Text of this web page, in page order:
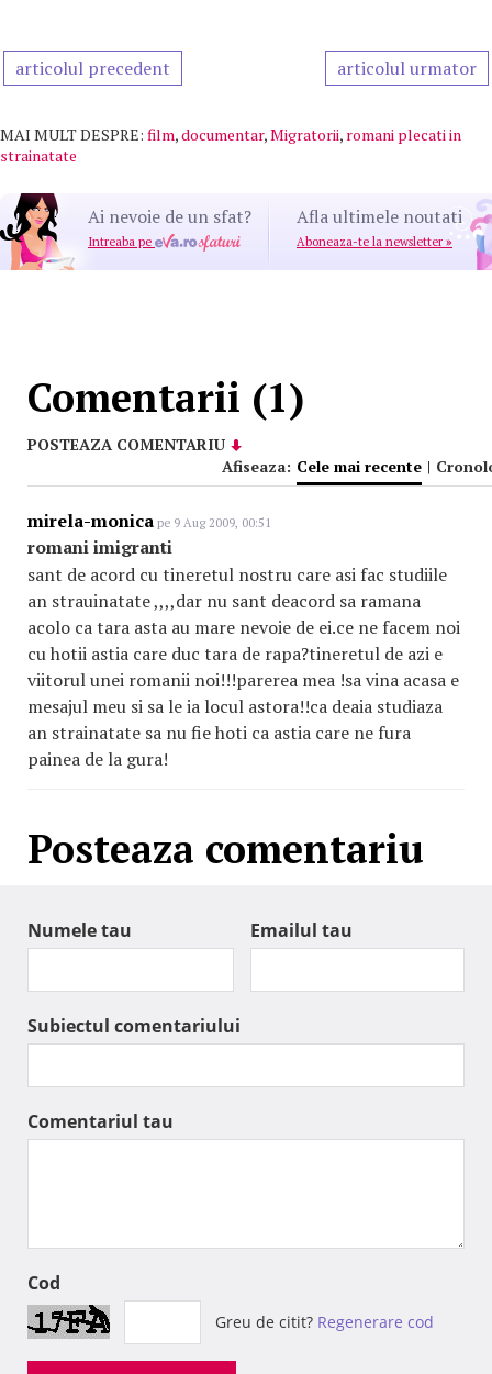
articolul precedent articolul urmator
MAI MULT DESPRE: film,documentar,Migratorii, romani plecati in
strainatate
Ai nevoie de un sfat?
Intreaba pe
Afla ultimele noutati
Aboneaza-te la newsletter »
Comentarii (1)
POSTEAZA COMENTARIU
Afiseaza: Cele mai recente |
mirela-monica pe 9 Aug 2009, 00:51
romani imigranti
sant de acord cu tineretul nostru care asi fac studiile
an strauinatate ,,,,dar nu sant deacord sa ramana
acolo ca tara asta au mare nevoie de ei.ce ne facem noi
cu hotii astia care duc tara de rapa?tineretul de azi e
viitorul unei romanii noi!!!parerea mea !sa vina acasa e
mesajul meu si sa le ia locul astora!!ca deaia studiaza
an strainatate sa nu fie hoti ca astia care ne fura
painea de la gura!
Posteaza comentariu
Numele tau Emailul tau
Subiectul comentariului
Comentariul tau
Cod
Greu de citit? Regenerare cod